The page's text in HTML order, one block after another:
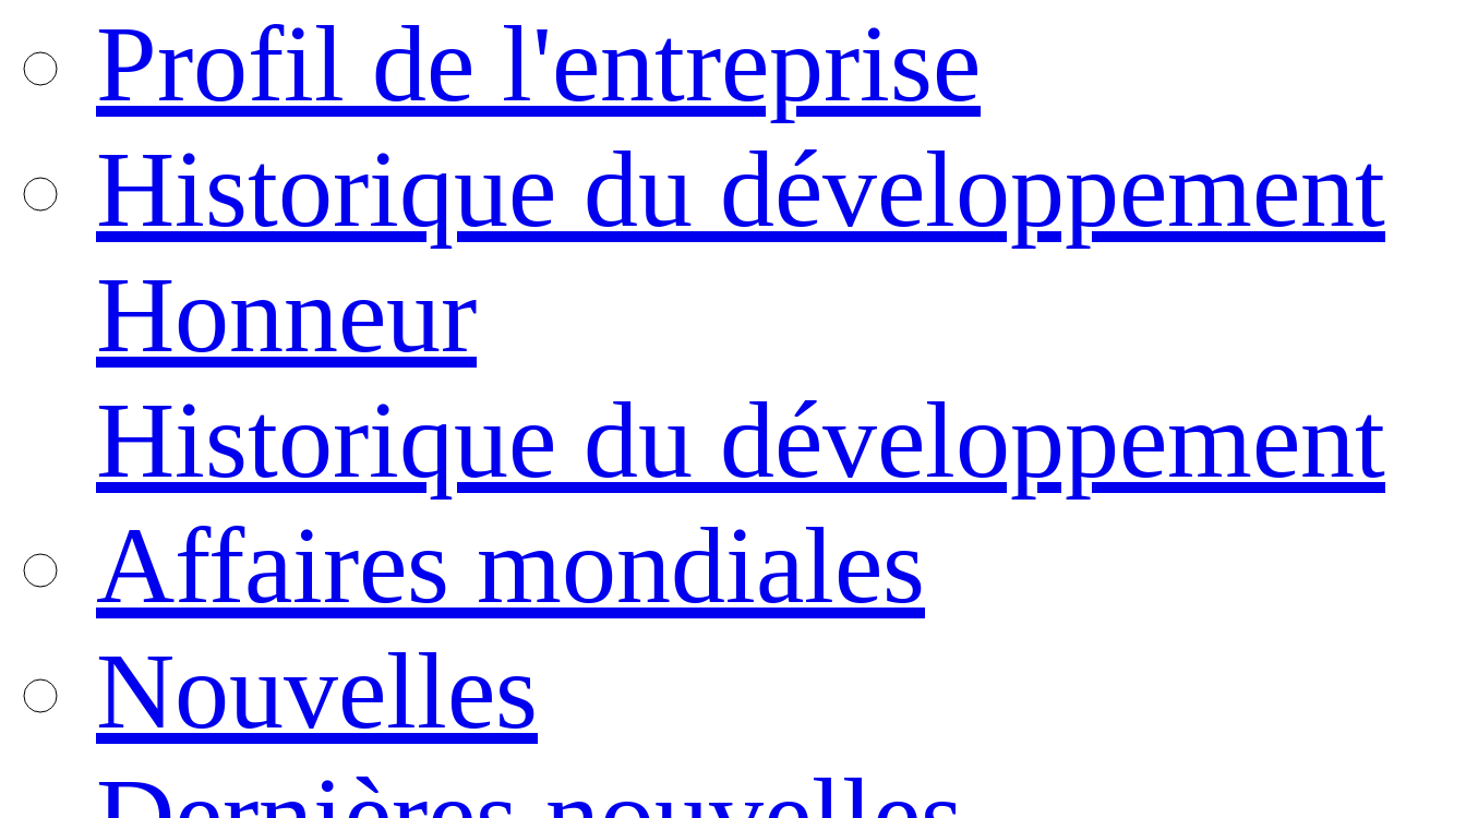
Profil de l'entreprise
Historique du développement
Honneur
Historique du développement
Affaires mondiales
Nouvelles